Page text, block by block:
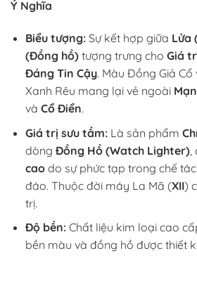
Ý Nghĩa
Biểu tượng:Sự kết hợp giữa Lửa
(Đồng hồ)tượng trưng cho Giá
Đáng Tin Cậy. Màu Đồng Giả
Xanh Rêu mang lại vẻ ngoài
và Cổ Điển.
Giá trị sưu tầm:Là sản phẩm
dòng Đồng Hồ (Watch Lighter),
caodo sự phức tạp trong chế
đáo. Thuộc đời máy La Mã (XII)
trị.
Độ bền:Chất liệu kim loại cao
bền màu và đồng hồ được thiết